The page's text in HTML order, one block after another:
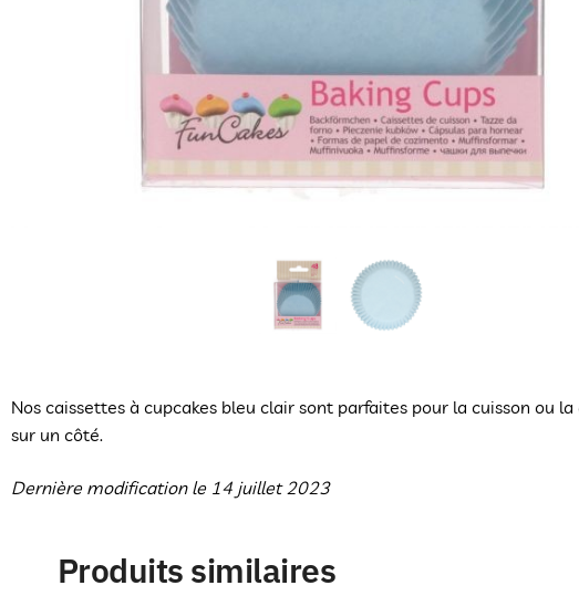
Nos caissettes à cupcakes bleu clair sont parfaites pour la cuisson
sur un côté.
Dernière modification le 14 juillet 2023
Produits similaires